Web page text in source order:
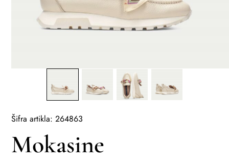
Šifra artikla: 264863
Mokasine